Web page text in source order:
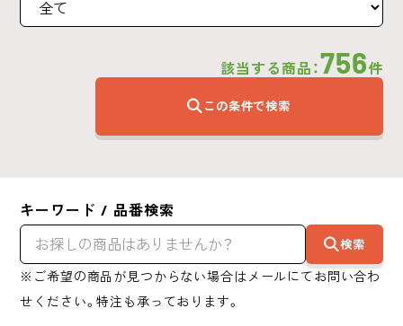
該当する商品：756件
この条件で検索
キーワード / 品番検索
検索
※ご希望の商品が見つからない場合はメールにてお問い合わ
せください。特注も承っております。